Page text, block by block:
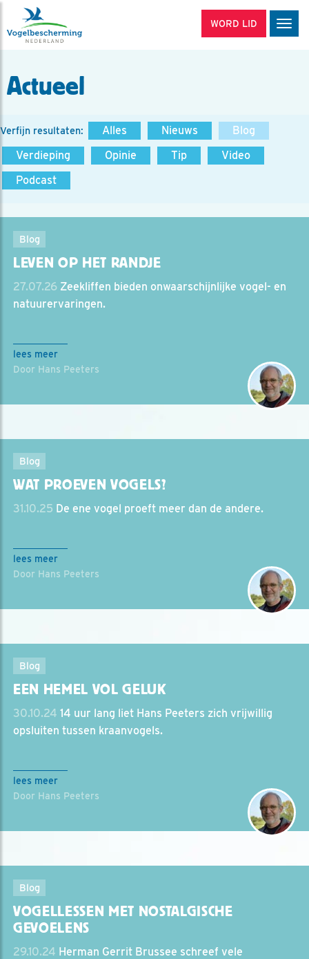
WORD LID
Actueel
Verfijn resultaten: Alles Nieuws
Blog
Verdieping
Opinie Tip
Video
Podcast
Blog
LEVEN OP HET RANDJE
27.07.26 Zeekliffen bieden onwaarschijnlijke vogel- en
natuurervaringen.
lees meer
Door Hans Peeters
Blog
WAT PROEVEN VOGELS?
31.10.25 De ene vogel proeft meer dan de andere.
lees meer
Door Hans Peeters
Blog
EEN HEMEL VOL GELUK
30.10.24 14 uur lang liet Hans Peeters zich vrijwillig
opsluiten tussen kraanvogels.
lees meer
Door Hans Peeters
Blog
VOGELLESSEN MET NOSTALGISCHE
GEVOELENS
29.10.24 Herman Gerrit Brussee schreef vele